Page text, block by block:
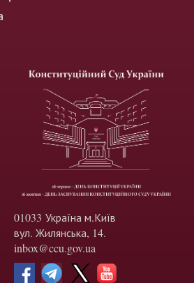
01033 Україна м.Київ
вул. Жилянська, 14.
inbox@ccu.gov.ua